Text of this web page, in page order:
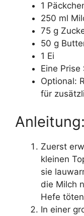
1
250 ml
75 g
50 g
1 Ei
Eine Prise
Optional:
für
Anleitung:
Zuerst
kleinen
sie
die Milch
Hefe
In einer